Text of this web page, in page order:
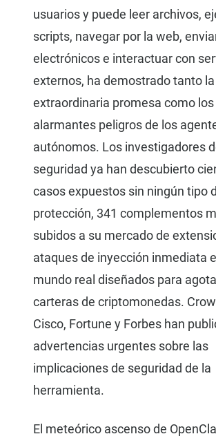
usuarios y puede leer archivos,
scripts, navegar por la web,
electrónicos e interactuar con
externos, ha demostrado tanto la
extraordinaria promesa como los
alarmantes peligros de los
autónomos. Los investigadores
seguridad ya han descubierto
casos expuestos sin ningún tipo
protección, 341 complementos
subidos a su mercado de
ataques de inyección inmediata
mundo real diseñados para
carteras de criptomonedas.
Cisco, Fortune y Forbes han
advertencias urgentes sobre las
implicaciones de seguridad de la
herramienta.
El meteórico ascenso de